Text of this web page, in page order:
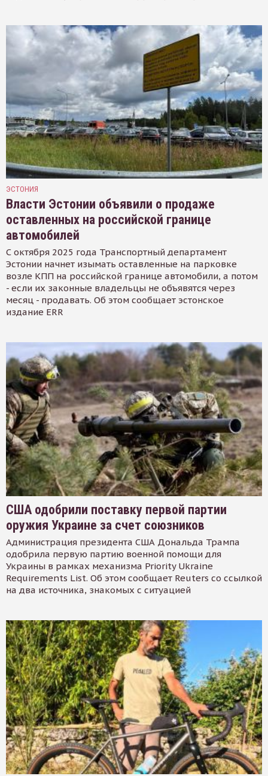
ЭСТОНИЯ
Власти Эстонии объявили о продаже
оставленных на российской границе
автомобилей
С октября 2025 года Транспортный департамент
Эстонии начнет изымать оставленные на парковке
возле КПП на российской границе автомобили, а потом
- если их законные владельцы не объявятся через
месяц - продавать. Об этом сообщает эстонское
издание ERR
США одобрили поставку первой партии
оружия Украине за счет союзников
Администрация президента США Дональда Трампа
одобрила первую партию военной помощи для
Украины в рамках механизма Priority Ukraine
Requirements List. Об этом сообщает Reuters со ссылкой
на два источника, знакомых с ситуацией